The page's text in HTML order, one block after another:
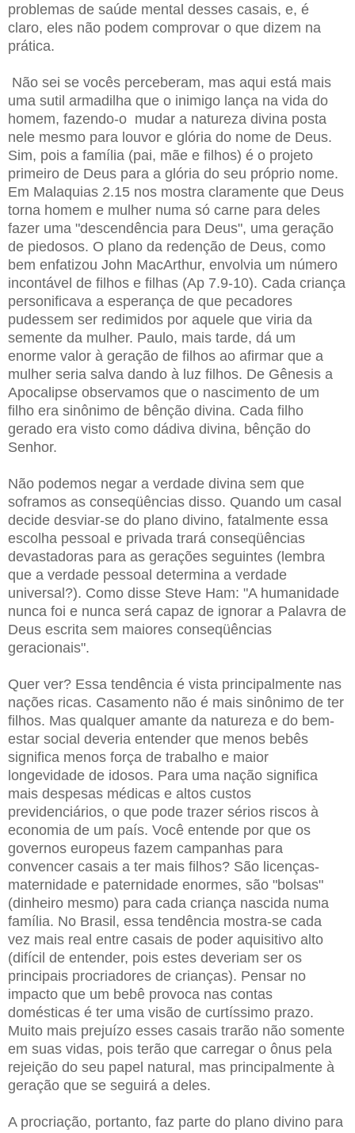
problemas de saúde mental desses casais, e, é
claro, eles não podem comprovar o que dizem na
prática.
Não sei se vocês perceberam, mas aqui está mais
uma sutil armadilha que o inimigo lança na vida do
homem, fazendo-o mudar a natureza divina posta
nele mesmo para louvor e glória do nome de Deus.
Sim, pois a família (pai, mãe e filhos) é o projeto
primeiro de Deus para a glória do seu próprio nome.
Em Malaquias 2.15 nos mostra claramente que Deus
torna homem e mulher numa só carne para deles
fazer uma "descendência para Deus", uma geração
de piedosos. O plano da redenção de Deus, como
bem enfatizou John MacArthur, envolvia um número
incontável de filhos e filhas (Ap 7.9-10). Cada criança
personificava a esperança de que pecadores
pudessem ser redimidos por aquele que viria da
semente da mulher. Paulo, mais tarde, dá um
enorme valor à geração de filhos ao afirmar que a
mulher seria salva dando à luz filhos. De Gênesis a
Apocalipse observamos que o nascimento de um
filho era sinônimo de bênção divina. Cada filho
gerado era visto como dádiva divina, bênção do
Senhor.
Não podemos negar a verdade divina sem que
soframos as conseqüências disso. Quando um casal
decide desviar-se do plano divino, fatalmente essa
escolha pessoal e privada trará conseqüências
devastadoras para as gerações seguintes (lembra
que a verdade pessoal determina a verdade
universal?). Como disse Steve Ham: "A humanidade
nunca foi e nunca será capaz de ignorar a Palavra de
Deus escrita sem maiores conseqüências
geracionais".
Quer ver? Essa tendência é vista principalmente nas
nações ricas. Casamento não é mais sinônimo de ter
filhos. Mas qualquer amante da natureza e do bem-
estar social deveria entender que menos bebês
significa menos força de trabalho e maior
longevidade de idosos. Para uma nação significa
mais despesas médicas e altos custos
previdenciários, o que pode trazer sérios riscos à
economia de um país. Você entende por que os
governos europeus fazem campanhas para
convencer casais a ter mais filhos? São licenças-
maternidade e paternidade enormes, são "bolsas"
(dinheiro mesmo) para cada criança nascida numa
família. No Brasil, essa tendência mostra-se cada
vez mais real entre casais de poder aquisitivo alto
(difícil de entender, pois estes deveriam ser os
principais procriadores de crianças). Pensar no
impacto que um bebê provoca nas contas
domésticas é ter uma visão de curtíssimo prazo.
Muito mais prejuízo esses casais trarão não somente
em suas vidas, pois terão que carregar o ônus pela
rejeição do seu papel natural, mas principalmente à
geração que se seguirá a deles.
A procriação, portanto, faz parte do plano divino para